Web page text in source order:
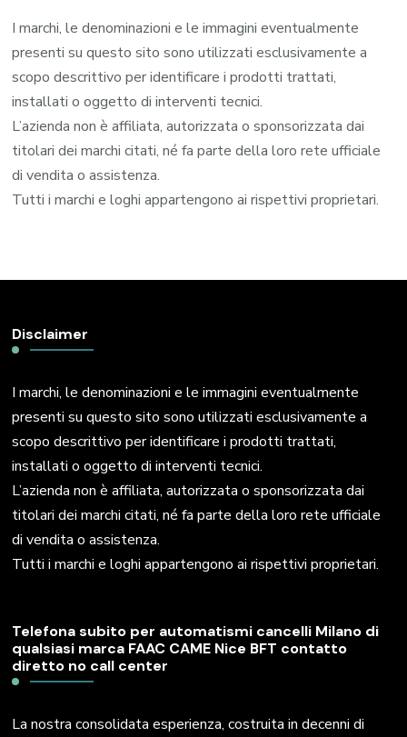
I marchi, le denominazioni e le immagini eventualmente
presenti su questo sito sono utilizzati esclusivamente a
scopo descrittivo per identificare i prodotti trattati,
installati o oggetto di interventi tecnici.
L’azienda non è affiliata, autorizzata o sponsorizzata dai
titolari dei marchi citati, né fa parte della loro rete ufficiale
di vendita o assistenza.
Tutti i marchi e loghi appartengono ai rispettivi proprietari.
Disclaimer
I marchi, le denominazioni e le immagini eventualmente
presenti su questo sito sono utilizzati esclusivamente a
scopo descrittivo per identificare i prodotti trattati,
installati o oggetto di interventi tecnici.
L’azienda non è affiliata, autorizzata o sponsorizzata dai
titolari dei marchi citati, né fa parte della loro rete ufficiale
di vendita o assistenza.
Tutti i marchi e loghi appartengono ai rispettivi proprietari.
Telefona subito per automatismi cancelli Milano di
qualsiasi marca FAAC CAME Nice BFT contatto
diretto no call center
La nostra consolidata esperienza, costruita in decenni di